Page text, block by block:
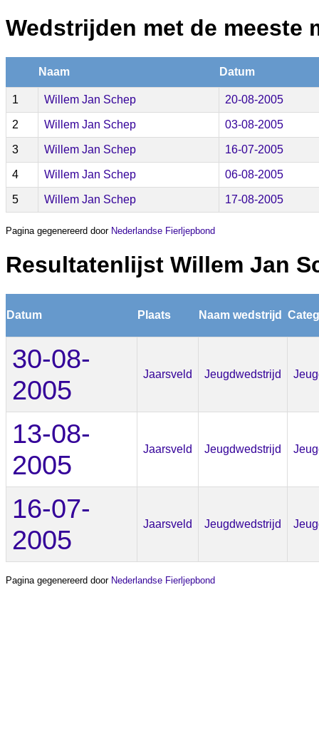
Wedstrijden met de meeste
Naam Datum
1 Willem Jan Schep 20-08-2005
2 Willem Jan Schep 03-08-2005
3 Willem Jan Schep 16-07-2005
4 Willem Jan Schep 06-08-2005
5 Willem Jan Schep 17-08-2005
Pagina gegenereerd door Nederlandse Fierljepbond
Resultatenlijst Willem Jan
Datum Plaats Naam wedstrijd
30-08-
2005
Jaarsveld Jeugdwedstrijd
13-08-
2005
Jaarsveld Jeugdwedstrijd
16-07-
2005
Jaarsveld Jeugdwedstrijd
Pagina gegenereerd door Nederlandse Fierljepbond